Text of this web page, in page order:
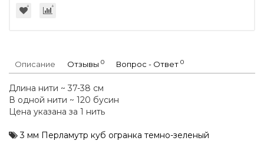
Описание Отзывы 0 Вопрос - Ответ 0
Длина нити ~ 37-38 см
В одной нити ~ 120 бусин
Цена указана за 1 нить
3 мм Перламутр куб огранка темно-зеленый